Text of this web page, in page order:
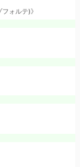
ォルテ)》